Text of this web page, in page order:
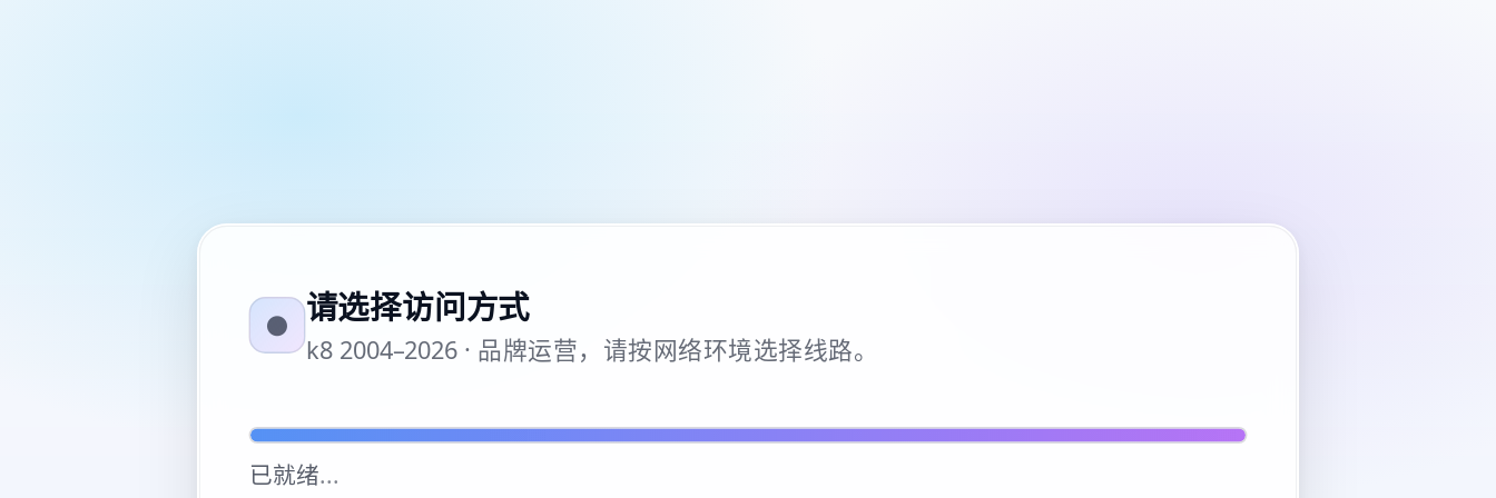
● 请选择访问方式
k8 2004–2026 · 品牌运营，请按网络环境选择线路。
已就绪...